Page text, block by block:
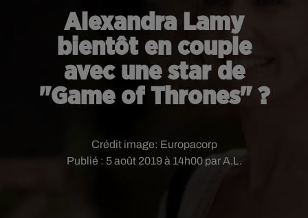
Alexandra Lamy
bientôt en couple
avec une star de
"Game of Thrones" ?
Publié : 5 août 2019 à 14h00 par A.L.
Crédit image: Europacorp